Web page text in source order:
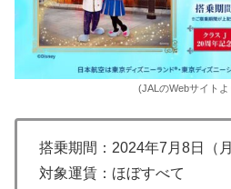
(JALのWebサイトよ
搭乗期間：2024年7月8日（
対象運賃：ほぼすべて